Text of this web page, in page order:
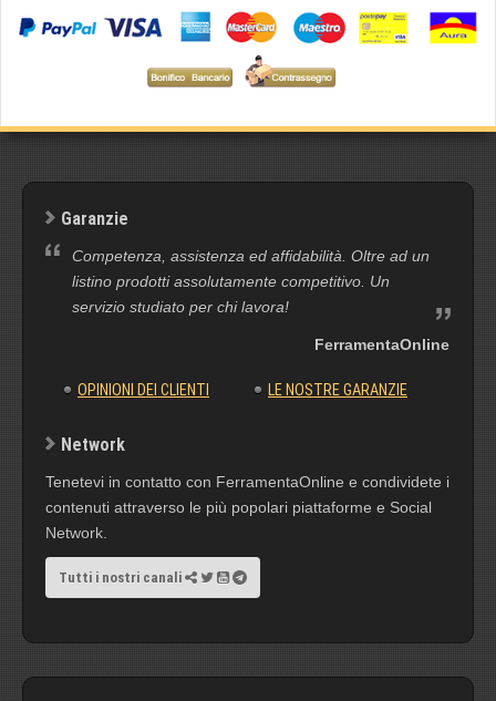
Garanzie
Competenza, assistenza ed affidabilità. Oltre ad un
listino prodotti assolutamente competitivo. Un
servizio studiato per chi lavora!
FerramentaOnline
OPINIONI DEI CLIENTI LE NOSTRE GARANZIE
Network
Tenetevi in contatto con FerramentaOnline e condividete i
contenuti attraverso le più popolari piattaforme e Social
Network.
Tutti i nostri canali